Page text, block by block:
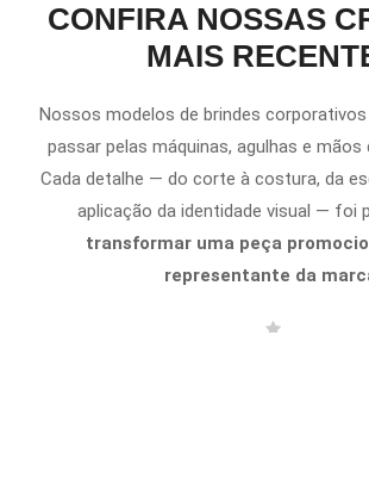
CONFIRA NOSSAS
MAIS
Nossos modelos de brindes corporativos
passar pelas máquinas, agulhas e mãos
Cada detalhe — do corte à costura, da
aplicação da identidade visual — foi
transformar uma peça
representante da